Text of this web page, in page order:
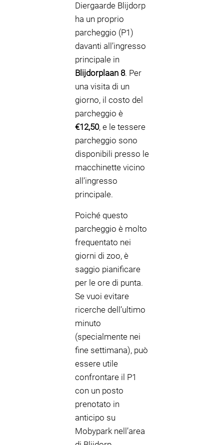
Diergaarde Blijdorp
ha un proprio
parcheggio (P1)
davanti all’ingresso
principale in
Blijdorplaan 8. Per
una visita di un
giorno, il costo del
parcheggio è
€12,50, e le tessere
parcheggio sono
disponibili presso le
macchinette vicino
all’ingresso
principale.
Poiché questo
parcheggio è molto
frequentato nei
giorni di zoo, è
saggio pianificare
per le ore di punta.
Se vuoi evitare
ricerche dell’ultimo
minuto
(specialmente nei
fine settimana), può
essere utile
confrontare il P1
con un posto
prenotato in
anticipo su
Mobypark nell’area